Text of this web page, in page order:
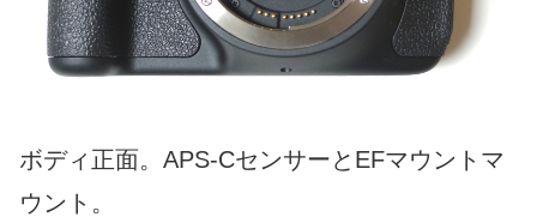
ボディ正面。APS-CセンサーとEFマウントマ
ウント。